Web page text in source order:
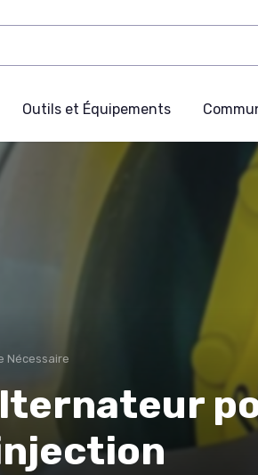
Outils et Équipements
Nécessaire